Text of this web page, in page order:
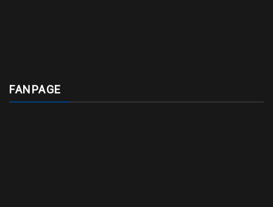
FANPAGE